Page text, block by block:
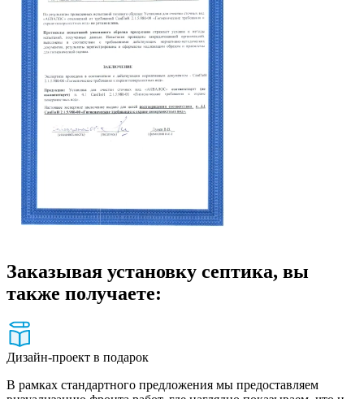
Заказывая установку септика, вы
также получаете:
Дизайн-проект в подарок
В рамках стандартного предложения мы предоставляем